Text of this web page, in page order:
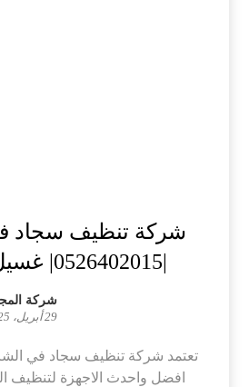
شركة تنظيف سجاد
|0526402015| غسيل موكيت
شركة
29 أبريل، 2025
تعتمد شركة تنظيف سجاد في
افضل واحدث الاجهزة لتنظيف